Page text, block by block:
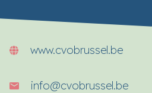
www.cvobrussel.be
info@cvobrussel.be